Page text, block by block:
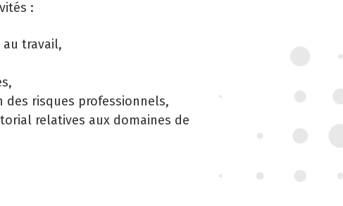
SERVICE DE MÉDECINE PRÉVENTIVE
LE DROIT SYNDICAL ET LES ÉLECTIONS
CARRIÈRE DES FONCTIONNAIRES
:
travail,
risques professionnels,
relatives aux domaines de